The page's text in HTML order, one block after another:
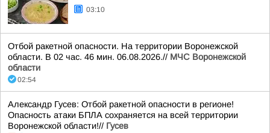
03:10
Отбой ракетной опасности. На территории Воронежской
области. В 02 час. 46 мин. 06.08.2026.// МЧС Воронежской
области
02:54
Александр Гусев: Отбой ракетной опасности в регионе!
Опасность атаки БПЛА сохраняется на всей территории
Воронежской области!// Гусев